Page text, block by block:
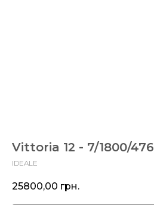
Vittoria 12 - 7/1800/476
IDEALE
25800,00 грн.